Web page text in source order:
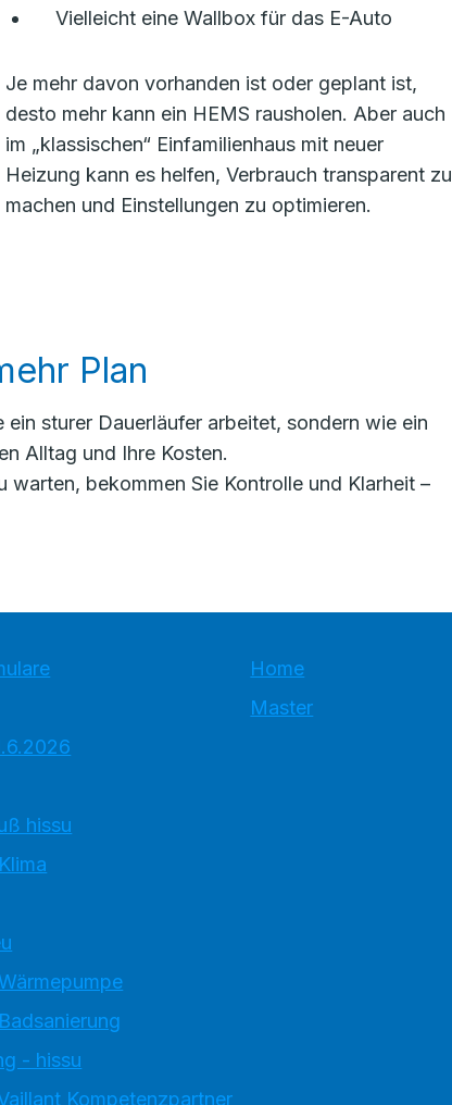
Vielleicht eine Wallbox für das E-Auto
Je mehr davon vorhanden ist oder geplant ist,
desto mehr kann ein HEMS rausholen. Aber auch
im „klassischen“ Einfamilienhaus mit neuer
Heizung kann es helfen, Verbrauch transparent zu
machen und Einstellungen zu optimieren.
Plan
sturer Dauerläufer arbeitet, sondern wie ein
Alltag und Ihre Kosten.
bekommen Sie Kontrolle und Klarheit –
hissu
- hissu
Kompetenzpartner
Home
Master